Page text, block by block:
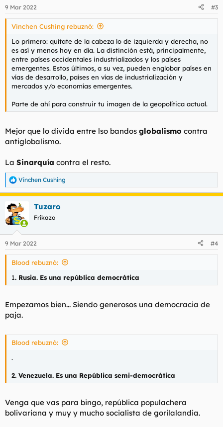
e
s
9 Mar 2022 #3
Vinchen Cushing rebuznó:
Lo primero: quítate de la cabeza lo de izquierda y derecha, no
es así y menos hoy en día. La distinción está, principalmente,
entre países occidentales industrializados y los países
emergentes. Estos últimos, a su vez, pueden englobar países en
vías de desarrollo, países en vías de industrialización y
mercados y/o economías emergentes.
Parte de ahí para construir tu imagen de la geopolítica actual.
Mejor que lo divida entre lso bandos globalismo contra
antiglobalismo.
La Sinarquía contra el resto.
R
e
a
c
c
i
e
s
Vinchen Cushing
Tuzaro
Frikazo
9 Mar 2022 #4
Blood rebuznó:
1. Rusia. Es una república democrática
Empezamos bien... Siendo generosos una democracia de
paja.
Blood rebuznó:
.
2. Venezuela. Es una República semi-democrática
Venga que vas para bingo, república populachera
bolivariana y muy y mucho socialista de gorilalandia.